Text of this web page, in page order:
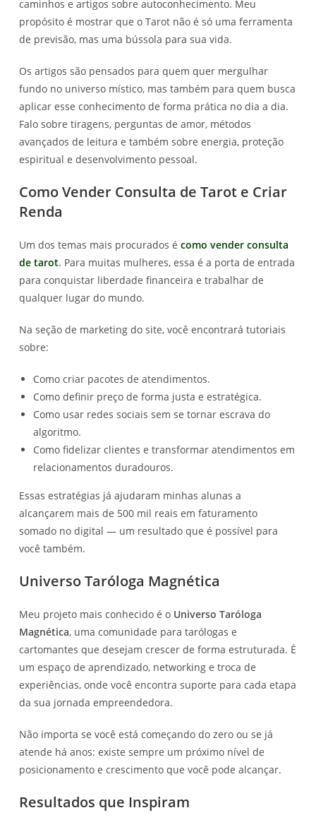
caminhos e artigos sobre autoconhecimento. Meu
propósito é mostrar que o Tarot não é só uma ferramenta
de previsão, mas uma bússola para sua vida.
Os artigos são pensados para quem quer mergulhar
fundo no universo místico, mas também para quem busca
aplicar esse conhecimento de forma prática no dia a dia.
Falo sobre tiragens, perguntas de amor, métodos
avançados de leitura e também sobre energia, proteção
espiritual e desenvolvimento pessoal.
Como Vender Consulta de Tarot e Criar
Renda
Um dos temas mais procurados écomo vender consulta
de tarot. Para muitas mulheres, essa é a porta de entrada
para conquistar liberdade financeira e trabalhar de
qualquer lugar do mundo.
Na seção de marketing do site, você encontrará tutoriais
sobre:
Como criar pacotes de atendimentos.
Como definir preço de forma justa e estratégica.
Como usar redes sociais sem se tornar escrava do
algoritmo.
Como fidelizar clientes e transformar atendimentos em
relacionamentos duradouros.
Essas estratégias já ajudaram minhas alunas a
alcançarem mais de 500 mil reais em faturamento
somado no digital — um resultado que é possível para
você também.
Universo Taróloga Magnética
Meu projeto mais conhecido é o Universo Taróloga
Magnética, uma comunidade para tarólogas e
cartomantes que desejam crescer de forma estruturada. É
um espaço de aprendizado, networking e troca de
experiências, onde você encontra suporte para cada etapa
da sua jornada empreendedora.
Não importa se você está começando do zero ou se já
atende há anos: existe sempre um próximo nível de
posicionamento e crescimento que você pode alcançar.
Resultados que Inspiram